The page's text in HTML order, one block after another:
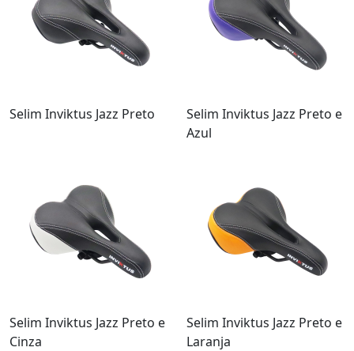
Selim Inviktus Jazz Preto
Selim Inviktus Jazz Preto e
Azul
Selim Inviktus Jazz Preto e
Cinza
Selim Inviktus Jazz Preto e
Laranja